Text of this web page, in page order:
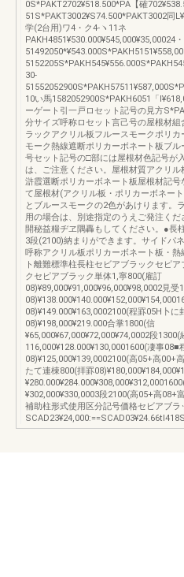
0S*PAKT2702¥518.500*PA【確
51S*PAKT3002¥S74.500*PAKT3002同
学(2台用)ワ4・ク4-ヽ11ネ
PAKH4851¥530.000¥545,000¥35,00024
30-
10い馬1582052900S*PAKH6051「
ーゲート引一戸ロセット記号の見方
分サイズ呼称ロセット言己号の屋根材組
ラックアクリル板フルースモークポリ
モーク熱線遮断ポリカーボネート板ブ
号セット記号の□部には屋根材色記号が
は、ご注意ください。屋根材質アクリル
滸霞選断ポリカーボネート板屋根材記
て屋根材(アクリル板・ポリカーボネー
とブルースモークの2色があけります。
用の場合は、別途指定のうえご発注くだ
開秘益糧ヂヱ隅轟もしてください。●長
3段(2100)納まりができます。サイドパ
呼称アクリル板ポリカーボネート板・熱
ト離難標準柱長柱セビアブラックセピ
クセピアブラック単体1,寧800(雇訂
08)¥89,000¥91,000¥96,000¥98,0002見
08)¥149.000¥163,0002100(程罫05H卜に
08)¥198,000¥219.000合掌1800(信
¥65,000¥67,000¥72,000¥74,0002段
116,000¥128.000¥130,0001600(凄事08■
08)¥125,000¥139,0002100(高05+高00+
たて連棟800(拝罫
¥302,000¥330,0003段2100(高05+高08+
補助柱形式使用区分記号価格セビアブラ